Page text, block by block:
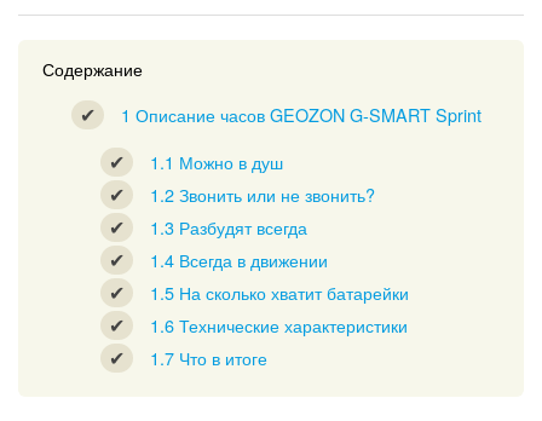
Содержание
1 Описание часов GEOZON G-SMART Sprint
1.1 Можно в душ
1.2Звонить или не звонить?
1.3 Разбудят всегда
1.4 Всегда в движении
1.5 На сколько хватит батарейки
1.6Технические характеристики
1.7 Что в итоге